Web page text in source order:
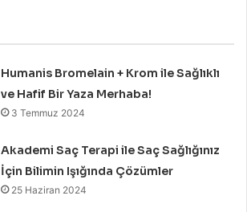
Humanis Bromelain + Krom ile Sağlıklı
ve Hafif Bir Yaza Merhaba!
3 Temmuz 2024
Akademi Saç Terapi ile Saç Sağlığınız
İçin Bilimin Işığında Çözümler
25 Haziran 2024